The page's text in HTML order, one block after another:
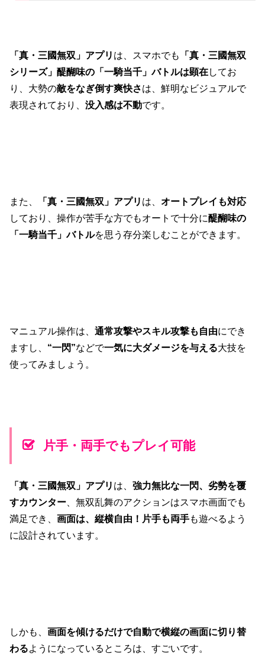
「真・三國無双」アプリ は、スマホでも
「真・三國無双
シリーズ」醍醐味の「一騎当千」バトルは顕在してお
り、 大勢の敵をなぎ倒す爽快さは、鮮明なビジュアルで
表現されており、没入感は不動です。
また、 「真・三國無双」アプリ は、オートプレイも対応
しており、操作が苦手な方でもオートで十分に醍醐味の
「一騎当千」バトルを思う存分楽しむことができます。
マニュアル操作は、通常攻撃やスキル攻撃も自由にでき
ますし、 “一閃”などで一気に大ダメージを与える大技を
使ってみましょう。
片手・両手でもプレイ可能
「真・三國無双」アプリ は、強力無比な一閃、劣勢を覆
すカウンター 、無双乱舞のアクションはスマホ画面でも
満足でき、画面は、縦横自由！片手も両手も遊べるよう
に設計されています。
しかも、画面を傾けるだけで自動で横縦の画面に切り替
わるようになっているところは、すごいです。